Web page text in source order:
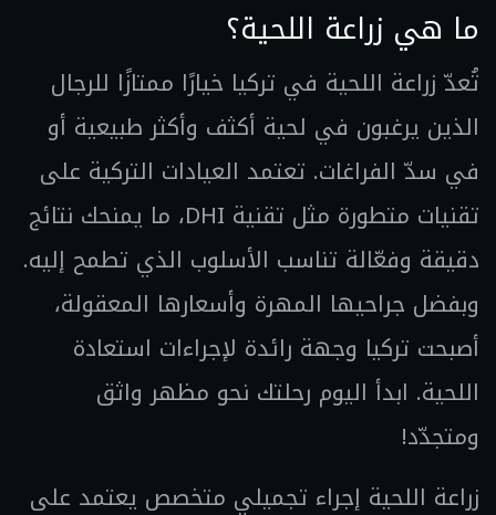
ما هي زراعة اللحية؟
تُعدّ زراعة اللحية في تركيا خيارًا ممتازًا للرجال
الذين يرغبون في لحية أكثف وأكثر طبيعية أو
في سدّ الفراغات. تعتمد العيادات التركية على
تقنيات متطورة مثل تقنية DHI، ما يمنحك نتائج
دقيقة وفعّالة تناسب الأسلوب الذي تطمح إليه.
وبفضل جراحيها المهرة وأسعارها المعقولة،
أصبحت تركيا وجهة رائدة لإجراءات استعادة
اللحية. ابدأ اليوم رحلتك نحو مظهر واثق
ومتجدّد!
زراعة اللحية إجراء تجميلي متخصص يعتمد على